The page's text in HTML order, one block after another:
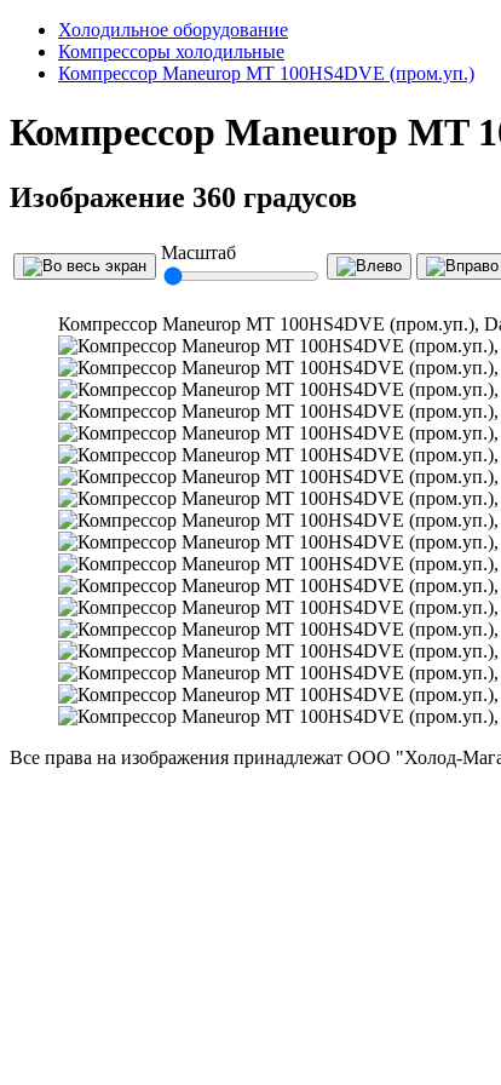
Холодильное оборудование
Компрессоры холодильные
Компрессор Maneurop MT 100HS4DVE (пром.уп.)
Компрессор Maneurop MT
Изображение 360 градусов
Масштаб
Компрессор Maneurop MT 100HS4DVE (пром.уп.),
Все права на изображения принадлежат ООО "Холод-